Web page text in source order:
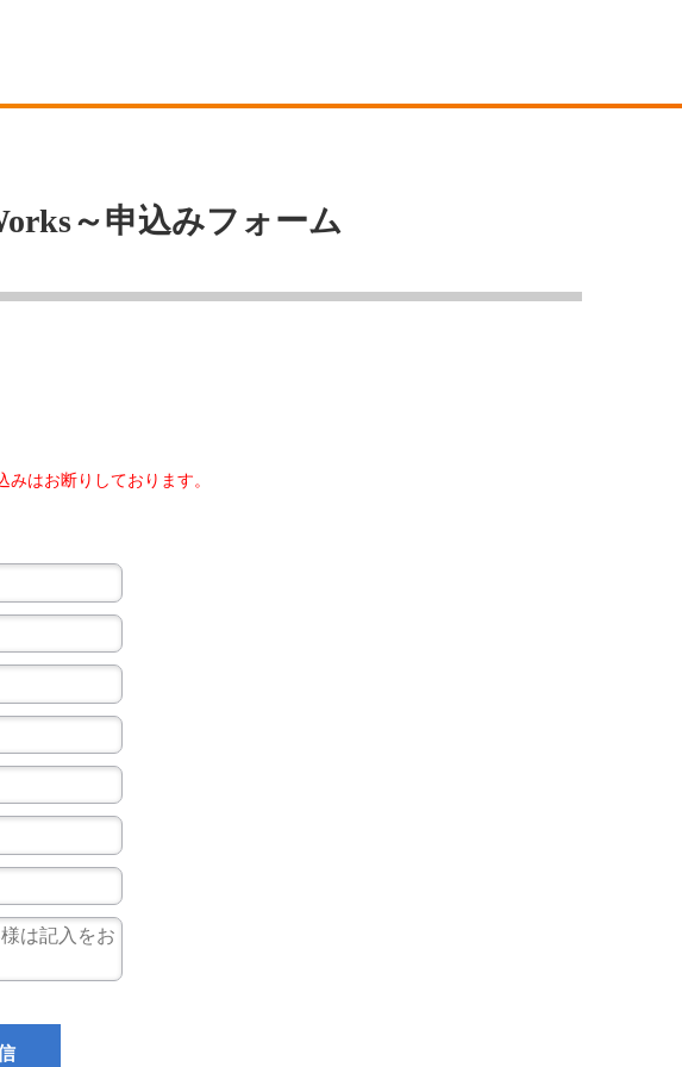
～申込みフォーム
はお断りしております。